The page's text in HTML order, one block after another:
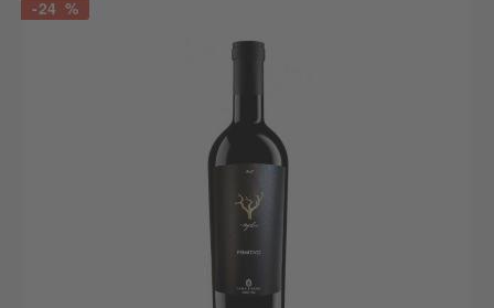
-24 %